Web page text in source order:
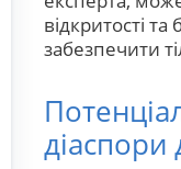
відкритості
забезпечити
діаспори